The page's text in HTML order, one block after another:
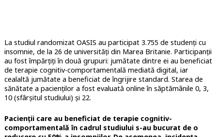
La studiul randomizat OASIS au participat 3.755 de studenți cu
insomnie, de la 26 de universități din Marea Britanie. Participanții
au fost împărțiți în două grupuri: jumătate dintre ei au beneficiat
de terapie cognitiv-comportamentală mediată digital, iar
cealaltă jumătate a beneficiat de îngrijire standard. Starea de
sănătate a pacienților a fost evaluată online în săptămânile 0, 3,
10 (sfârșitul studiului) și 22.
Pacienții care au beneficiat de terapie cognitiv-
comportamentală în cadrul studiului s-au bucurat de o